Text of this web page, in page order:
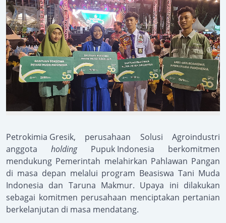
Petrokimia Gresik, perusahaan Solusi Agroindustri
anggota holding Pupuk Indonesia berkomitmen
mendukung Pemerintah melahirkan Pahlawan Pangan
di masa depan melalui program Beasiswa Tani Muda
Indonesia dan Taruna Makmur. Upaya ini dilakukan
sebagai komitmen perusahaan menciptakan pertanian
berkelanjutan di masa mendatang.